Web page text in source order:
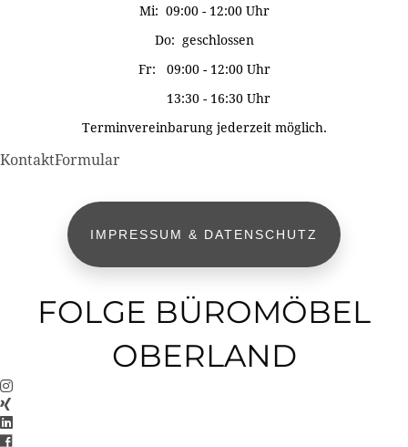
Mi: 09:00 - 12:00 Uhr
Do: geschlossen
Fr: 09:00 - 12:00 Uhr
13:30 - 16:30 Uhr
Terminvereinbarung jederzeit möglich.
KontaktFormular
IMPRESSUM & DATENSCHUTZ
FOLGE BÜROMÖBEL
OBERLAND